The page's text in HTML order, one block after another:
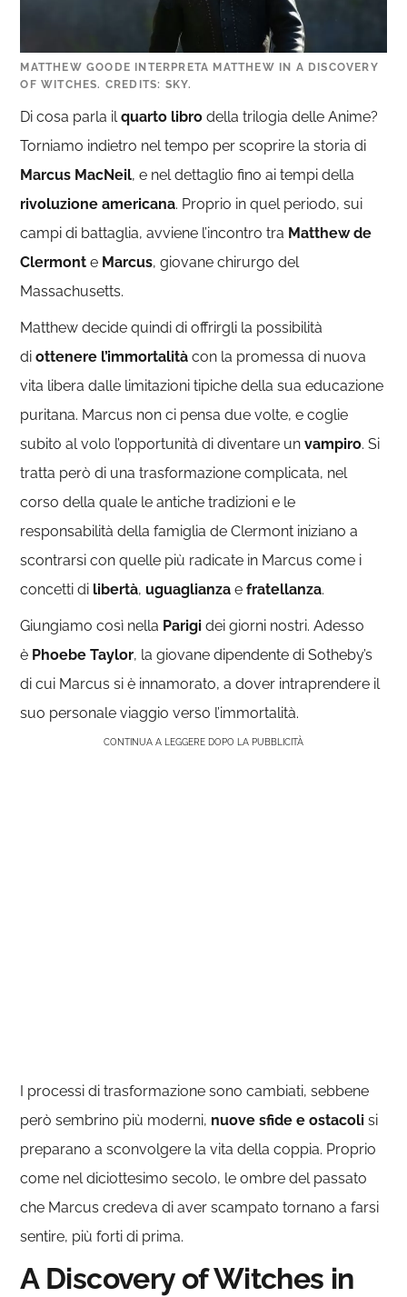
MATTHEW GOODE INTERPRETA MATTHEW IN A DISCOVERY
OF WITCHES. CREDITS: SKY.
Di cosa parla ilquarto libro della trilogia delle Anime?
Torniamo indietro nel tempo per scoprire la storia di
Marcus MacNeil, e nel dettaglio fino ai tempi della
rivoluzione americana. Proprio in quel periodo, sui
campi di battaglia, avviene l’incontro tra Matthew de
Clermont e Marcus, giovane chirurgo del
Massachusetts.
Matthew decide quindi di offrirgli la possibilità
diottenere l’immortalità con la promessa di nuova
vita libera dalle limitazioni tipiche della sua educazione
puritana. Marcus non ci pensa due volte, e coglie
subito al volo l’opportunità di diventare unvampiro. Si
tratta però di una trasformazione complicata, nel
corso della quale le antiche tradizioni e le
responsabilità della famiglia de Clermont iniziano a
scontrarsi con quelle più radicate in Marcus come i
concetti di libertà,uguaglianza efratellanza.
Giungiamo così nella Parigi dei giorni nostri. Adesso
è Phoebe Taylor, la giovane dipendente di Sotheby’s
di cui Marcus si è innamorato, a dover intraprendere il
suo personale viaggio verso l’immortalità.
CONTINUA A LEGGERE DOPO LA PUBBLICITÀ
I processi di trasformazione sono cambiati, sebbene
però sembrino più moderni, nuove sfide e ostacolisi
preparano a sconvolgere la vita della coppia. Proprio
come nel diciottesimo secolo, le ombre del passato
che Marcus credeva di aver scampato tornano a farsi
sentire, più forti di prima.
A Discovery of Witches in